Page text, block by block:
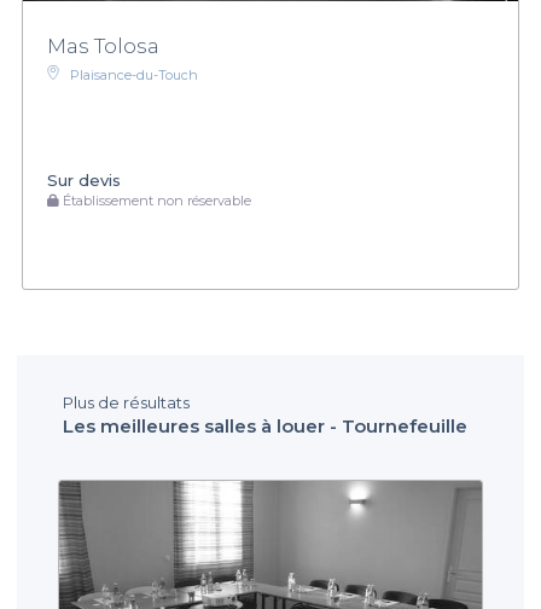
Mas Tolosa
Plaisance-du-Touch
Sur devis
Établissement non réservable
Plus de résultats
Les meilleures salles à louer - Tournefeuille